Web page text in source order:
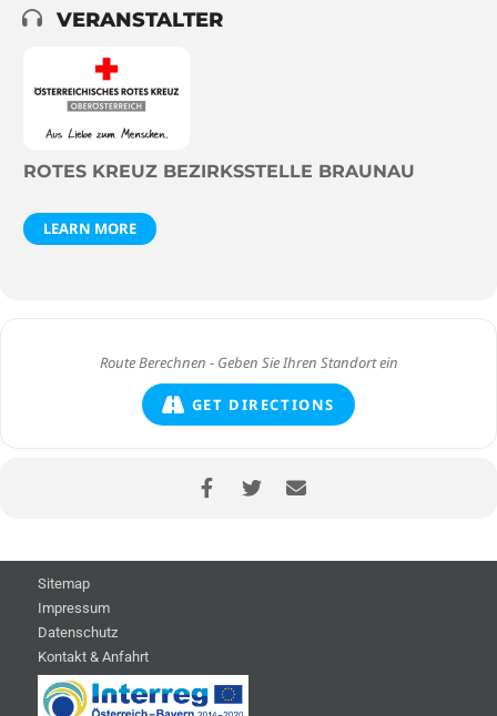
VERANSTALTER
ROTES KREUZ BEZIRKSSTELLE BRAUNAU
LEARN MORE
GET DIRECTIONS
Sitemap
Impressum
Datenschutz
Kontakt & Anfahrt